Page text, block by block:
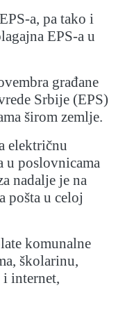
a, pa tako i
EPS-a u
građane
Srbije (EPS)
širom zemlje.
električnu
u poslovnicama
nadalje je na
pošta u celoj
komunalne
školarinu,
i internet,